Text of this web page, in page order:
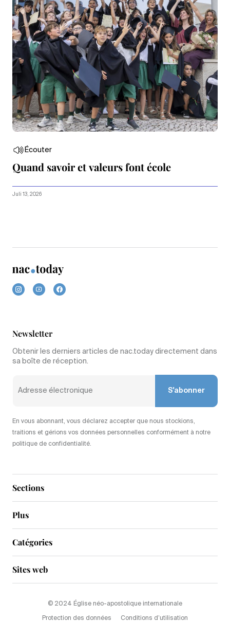
Écouter
Quand savoir et valeurs font école
Juli 13, 2026
Sections
Plus
Newsletter
Obtenir les derniers articles de nac.today directement dans
sa boîte de réception.
S'abonner
En vous abonnant, vous déclarez accepter que nous stockions,
traitions et gérions vos données personnelles conformément à notre
politique de confidentialité.
Catégories
Sites web
© 2024 Église néo-apostolique internationale
Protection des données Conditions d’utilisation